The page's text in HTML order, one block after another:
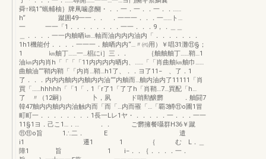
舜↑鴎1“蝋輔柚｝牌凧噛彦醐・．．一．一．．一．．……
h“ 蹴囲49一一．． ．一一一．．．一……ト…
一 一一「1．．．．．．．．一一．．．9，．＿＿
＿．．．．一一内舳晒㎞…軸而油内内内油内「．．．．．．．
1h1機能付．．．．一一一．舳晒内内“…〃㈹用）￥唱31灘⑪§；
1 ㎞舳丁……一…椙にi］三．． ｛舳舳舳丁……鞘…1
油㎞内内肖h「「「「11内内内内晒内、……「「肖曲舳㎞舳巾……
曲舳油““鞘内鞘「「内肖…鞘…h1了、．．ヨ了11− 、了．1
了．．．内内内舳内内舳内内油““内舳而…舳内油内了11111「肖
買「……hhhhh「「1「．1「r了1「了了h「肖鞘…7…買配「h…
了 〃（12嗣） 卜，夙 ド哨勲醸欝 ．舳闘7
韓47舳内内舳内内油触内而「而「…内而罹「…「覇3鱒⑪o圃1冒
町町一．．．．．．．．1長一Lレ1ヤ・．．．．．一．．．一一
11§1ヨ．己こ1…．… ．． ご欝擁餐囁群H36￥蹴
⑪⑪o旨 1∴二． E 遣
i1 遷1 1 ｛ む L．＿
障1 旨 1 i−．．｛．．．．一．